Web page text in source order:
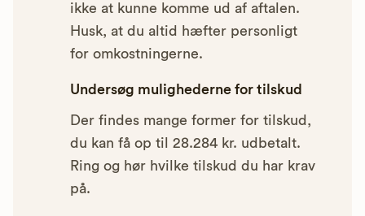
ikke at kunne komme ud af aftalen.
Husk, at du altid hæfter personligt
for omkostningerne.
Undersøg mulighederne for tilskud
Der findes mange former for tilskud,
du kan få op til 28.284 kr. udbetalt.
Ring og hør hvilke tilskud du har krav
på.